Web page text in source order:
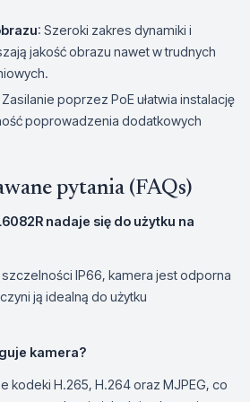
: Szeroki zakres dynamiki i
jakość obrazu nawet w trudnych
Zasilanie poprzez PoE ułatwia instalację
poprowadzenia dodatkowych
pytania (FAQs)
nadaje się do użytku na
szczelności IP66, kamera jest odporna
ją idealną do użytku
kamera?
kodeki H.265, H.264 oraz MJPEG, co